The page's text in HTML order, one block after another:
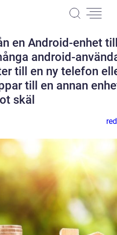
en Android-enhet
android-
till en ny telefon
till en annan
skäl